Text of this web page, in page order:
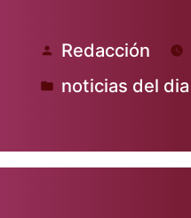
Publicado
por
Redacción
Publicado
noticias del dia